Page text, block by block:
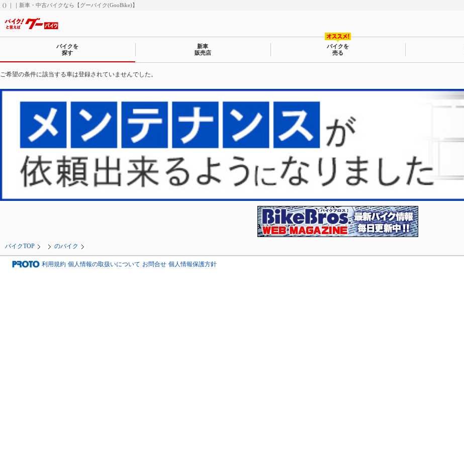
() ｜｜新車・中古バイクなら【グーバイク(GooBike)】
バイクを
探す
新車
販売店
バイクを
売る
ご希望の条件に該当する車は登録されていませんでした。
バイクTOP のバイク
利用規約 個人情報の取扱いについて お問合せ 個人情報保護方針